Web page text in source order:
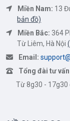
Miền Nam: 13
bản đồ)
Miền Bắc: 364
Từ Liêm, Hà Nội
Email:
Tổng đài tư
Từ 8g30 - 17g30